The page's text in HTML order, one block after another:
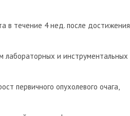
в течение 4 нед. после достижения
лабораторных и инструментальных
первичного опухолевого очага,